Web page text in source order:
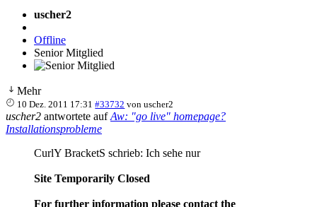
uscher2
Offline
Senior Mitglied
Mehr
10 Dez. 2011 17:31 #33732 vonuscher2
uscher2 antwortete aufAw: "go live" homepage?
Installationsprobleme
CurlY BracketS schrieb: Ich sehe nur
Site Temporarily Closed
For further information please contact the